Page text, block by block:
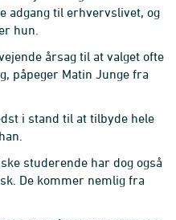
adgang til erhvervslivet, og
hun.
årsag til at valget ofte
påpeger Matin Junge fra
i stand til at tilbyde hele
studerende har dog også
De kommer nemlig fra